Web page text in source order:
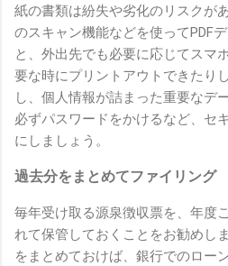
紙の書類は紛失や劣化のリスクが
のスキャン機能などを使ってPDF
と、外出先でも必要に応じてスマ
要な時にプリントアウトできたり
し、個人情報が詰まった重要なデ
必ずパスワードをかけるなど、セ
にしましょう。
過去分をまとめてファイリング
毎年受け取る源泉徴収票を、年度
れて保管しておくことをお勧めし
をまとめておけば、銀行でのロー